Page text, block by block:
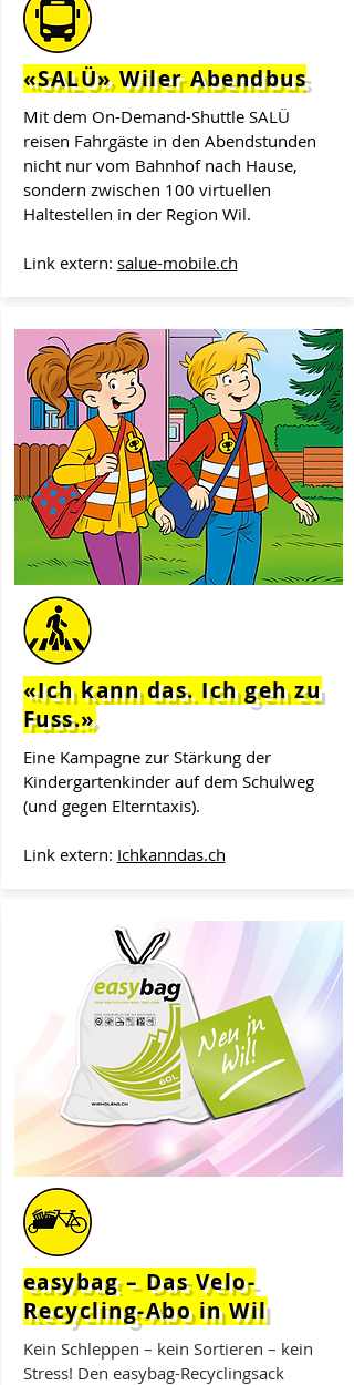
«SALÜ» Wiler Abendbus
Mit dem On-Demand-Shuttle SALÜ
reisen Fahrgäste in den Abendstunden
nicht nur vom Bahnhof nach Hause,
sondern zwischen 100 virtuellen
Haltestellen in der Region Wil.
Link extern: salue-mobile.ch
«Ich kann das. Ich geh zu
Fuss.»
Eine Kampagne zur Stärkung der
Kindergartenkinder auf dem Schulweg
(und gegen Elterntaxis).
Link extern: Ichkanndas.ch
easybag – Das Velo-
Recycling-Abo in Wil
Kein Schleppen – kein Sortieren – kein
Stress! Den easybag-Recyclingsack